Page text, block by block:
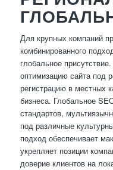
Для крупных компаний
комбинированного
глобальное
оптимизацию сайта под
регистрацию в местных
бизнеса. Глобальное
стандартов,
под различные
подход обеспечивает
укрепляет позиции
доверие клиентов на